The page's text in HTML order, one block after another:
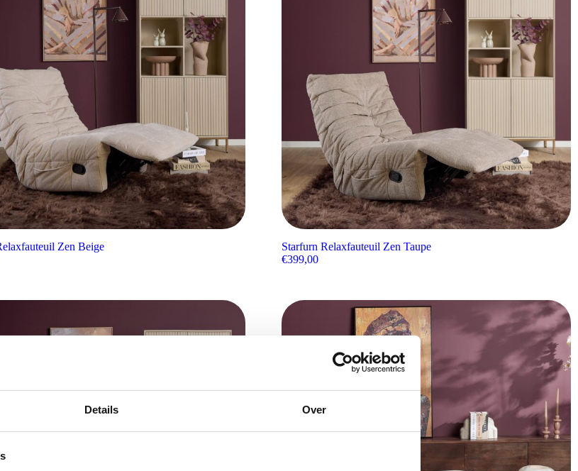
Details Over
Zen Beige
Starfurn Relaxfauteuil Zen Taupe
€399,00